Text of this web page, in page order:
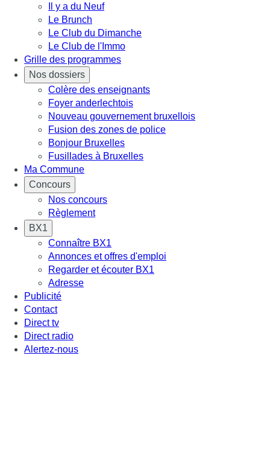
Il y a du Neuf
Le Brunch
Le Club du Dimanche
Le Club de l'Immo
Grille des programmes
Nos dossiers
Colère des enseignants
Foyer anderlechtois
Nouveau gouvernement bruxellois
Fusion des zones de police
Bonjour Bruxelles
Fusillades à Bruxelles
Ma Commune
Concours
Nos concours
Règlement
BX1
Connaître BX1
Annonces et offres d'emploi
Regarder et écouter BX1
Adresse
Publicité
Contact
Direct tv
Direct radio
Alertez-nous